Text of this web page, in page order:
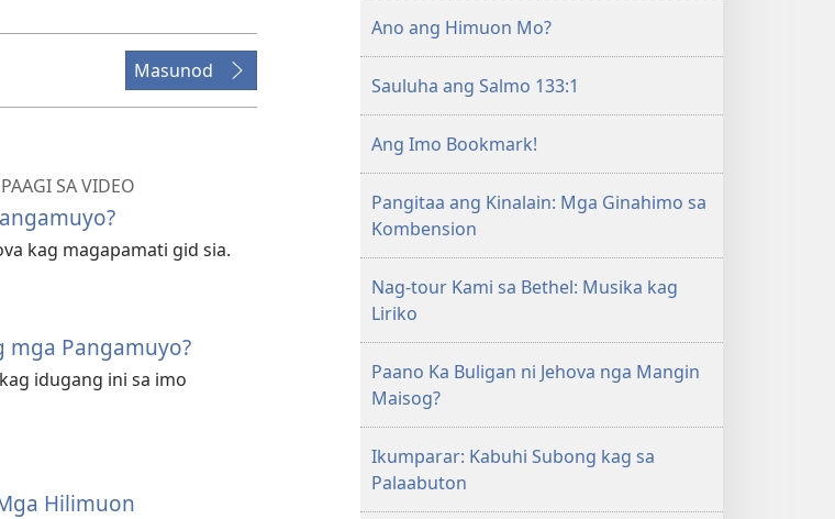
Masunod
SA VIDEO
kag magapamati gid sia.
mga Pangamuyo?
idugang ini sa imo
Hilimuon
Ano ang Himuon Mo?
Sauluha ang Salmo 133:1
Ang Imo Bookmark!
Pangitaa ang Kinalain: Mga Ginahimo sa
Kombension
Nag-tour Kami sa Bethel: Musika kag
Liriko
Paano Ka Buligan ni Jehova nga Mangin
Maisog?
Ikumparar: Kabuhi Subong kag sa
Palaabuton